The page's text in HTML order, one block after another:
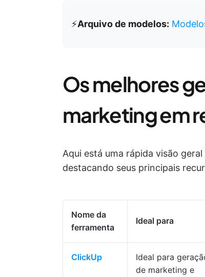
⚡️Arquivo de modelos:
Os melhores
marketing em
Aqui está uma rápida visão
destacando seus principais
Nome da
ferramenta
Ideal para
ClickUp
Ideal para
de marketing e